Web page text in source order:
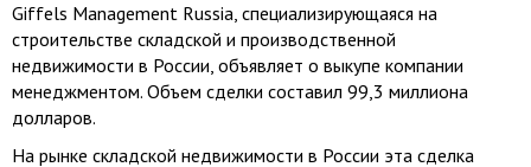
Giffels Management Russia, специализирующаяся на
строительстве складской и производственной
недвижимости в России, объявляет о выкупе компании
менеджментом. Объем сделки составил 99,3 миллиона
долларов.
На рынке складской недвижимости в России эта сделка